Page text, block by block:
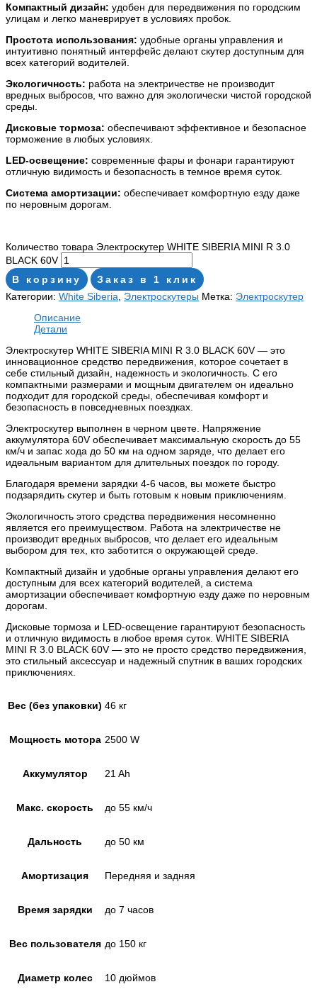
Компактный дизайн: удобен для передвижения по городским
улицам и легко маневрирует в условиях пробок.
Простота использования: удобные органы управления и
интуитивно понятный интерфейс делают скутер доступным для
всех категорий водителей.
Экологичность: работа на электричестве не производит
вредных выбросов, что важно для экологически чистой городской
среды.
Дисковые тормоза: обеспечивают эффективное и безопасное
торможение в любых условиях.
LED-освещение: современные фары и фонари гарантируют
отличную видимость и безопасность в темное время суток.
Система амортизации: обеспечивает комфортную езду даже
по неровным дорогам.
Количество товара Электроскутер WHITE SIBERIA MINI R 3.0
BLACK 60V
В корзину
Заказ в 1 клик
Категории: White Siberia Электроскутеры Метка: Электроскутер
Описание
Детали
Электроскутер WHITE SIBERIA MINI R 3.0 BLACK 60V — это
инновационное средство передвижения, которое сочетает в
себе стильный дизайн, надежность и экологичность. С его
компактными размерами и мощным двигателем он идеально
подходит для городской среды, обеспечивая комфорт и
безопасность в повседневных поездках.
Электроскутер выполнен в черном цвете. Напряжение
аккумулятора 60V обеспечивает максимальную скорость до 55
км/ч и запас хода до 50 км на одном заряде, что делает его
идеальным вариантом для длительных поездок по городу.
Благодаря времени зарядки 4-6 часов, вы можете быстро
подзарядить скутер и быть готовым к новым приключениям.
Экологичность этого средства передвижения несомненно
является его преимуществом. Работа на электричестве не
производит вредных выбросов, что делает его идеальным
выбором для тех, кто заботится о окружающей среде.
Компактный дизайн и удобные органы управления делают его
доступным для всех категорий водителей, а система
амортизации обеспечивает комфортную езду даже по неровным
дорогам.
Дисковые тормоза и LED-освещение гарантируют безопасность
и отличную видимость в любое время суток. WHITE SIBERIA
MINI R 3.0 BLACK 60V — это не просто средство передвижения,
это стильный аксессуар и надежный спутник в ваших городских
приключениях.
Вес (без упаковки) 46 кг
Мощность мотора 2500 W
Аккумулятор 21 Ah
Макс. скорость до 55 км/ч
Дальность до 50 км
Амортизация Передняя и задняя
Время зарядки до 7 часов
Вес пользователя до 150 кг
Диаметр колес 10 дюймов